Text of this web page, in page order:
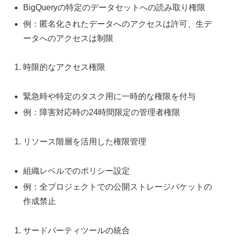
BigQueryの特定のデータセットへの読み取り権限
例：匿名化されたデータへのアクセスは許可、生デ
ータへのアクセスは制限
時限的なアクセス権限
緊急時や特定のタスク用に一時的な権限を付与
例：障害対応時の24時間限定の管理者権限
リソース階層を活用した権限管理
組織レベルでのポリシー設定
例：全プロジェクトでの公開ストレージバケットの
作成禁止
サードパーティツールの統合